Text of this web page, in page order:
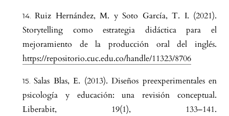
Ruiz Hernández, M. y Soto García, T. I. (2021).
Storytelling como estrategia didáctica para el
mejoramiento de la producción oral del inglés.
https://repositorio.cuc.edu.co/handle/11323/8706
Salas Blas, E. (2013). Diseños preexperimentales en
psicología y educación: una revisión conceptual.
Liberabit, 19(1), 133–141.